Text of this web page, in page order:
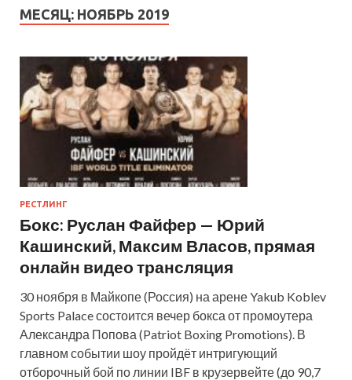
МЕСЯЦ: НОЯБРЬ 2019
РЕСТЛИНГ
Бокс: Руслан Файфер — Юрий
Кашинский, Максим Власов, прямая
онлайн видео трансляция
30 ноября в Майкопе (Россия) на арене Yakub Koblev
Sports Palace состоится вечер бокса от промоутера
Александра Попова (Patriot Boxing Promotions). В
главном событии шоу пройдёт интригующий
отборочный бой по линии IBF в крузервейте (до 90,7